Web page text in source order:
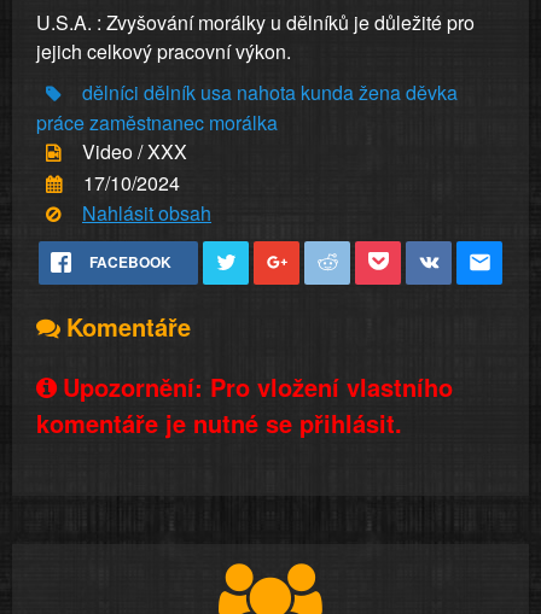
U.S.A. : Zvyšování morálky u dělníků je důležité pro
jejich celkový pracovní výkon.
dělníci dělník usa nahota kundaženaděvka
prácezaměstnanec morálka
Video / XXX
17/10/2024
Nahlásit obsah
FACEBOOK
Komentáře
Upozornění: Pro vložení vlastního
komentáře je nutné se přihlásit.